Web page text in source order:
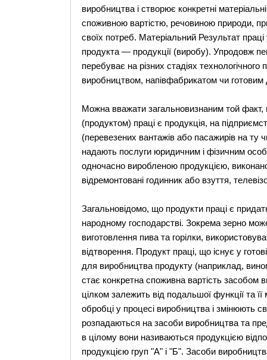
виробництва і створює конкретні
споживною вартістю, речовиною природи,
своїх потреб. Матеріальний Результат
продукта — продукції (виробу). Упродовж
перебуває на різних стадіях
виробництвом, напівфабрикатом чи
Можна вважати загальновизнаним той
(продуктом) праці є продукція, на
(перевезених вантажів або пасажирів на ту
надають послуги юридичним і фізичним
одночасно виробленою продукцією,
відремонтовані годинник або взуття,
Загальновідомо, що продукти праці є
народному господарстві. Зокрема зерно
виготовлення пива та горілки,
відтворення. Продукт праці, що існує у
для виробництва продукту (наприклад,
стає конкретна споживна вартість
цілком залежить від подальшої функції та
обробці у процесі виробництва і змінюють
розпадаються на засоби виробництва та
в цілому вони називаються продукцією
продукцією груп "А" і "Б". Засоби